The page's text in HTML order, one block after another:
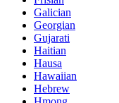
Galician
Georgian
Gujarati
Haitian
Hausa
Hawaiian
Hebrew